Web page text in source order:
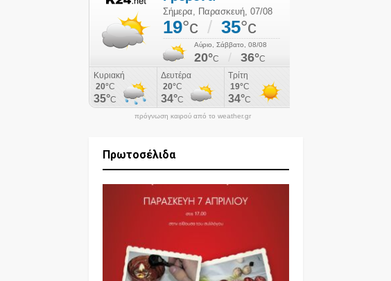
πρόγνωση καιρού από το weather.gr
Πρωτοσέλιδα